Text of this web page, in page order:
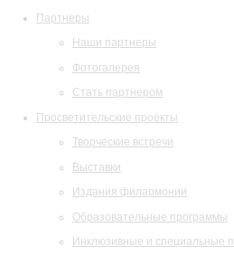
Партнеры
Наши партнеры
Фотогалерея
Стать партнером
Просветительские проекты
Творческие встречи
Выставки
Издания филармонии
Образовательные программы
Инклюзивные и специальные